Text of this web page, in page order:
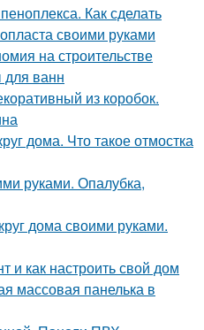
Как сделать
своими руками
на строительстве
для ванн
из коробок.
дома. Что такое отмостка
руками. Опалубка,
дома своими руками.
и как настроить свой дом
массовая панелька в